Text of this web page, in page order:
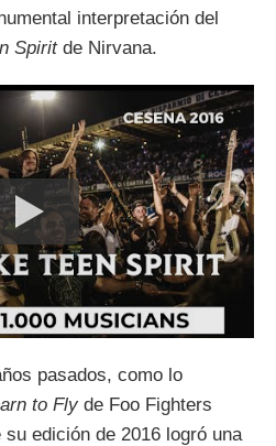
interpretación del
Spiritde Nirvana.
pasados, como lo
to Fly de Foo Fighters
edición de 2016 logró una